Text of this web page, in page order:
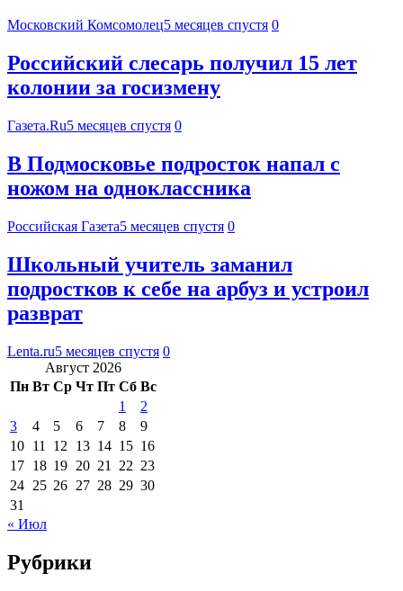
Московский Комсомолец5 месяцев спустя 0
Российский слесарь получил 15 лет
колонии за госизмену
Газета.Ru5 месяцев спустя 0
В Подмосковье подросток напал с
ножом на одноклассника
Российская Газета5 месяцев спустя 0
Школьный учитель заманил
подростков к себе на арбуз и устроил
разврат
Lenta.ru5 месяцев спустя 0
Август 2026
Пн Вт Ср Чт Пт Сб Вс
1
2
3
4 5 6 7 8
9
10 11 12 13 14 15 16
17 18 19 20 21 22 23
24 25 26 27 28 29 30
31
« Июл
Рубрики